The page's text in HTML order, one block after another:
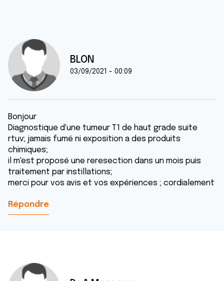
BLON
03/09/2021 - 00:09
Bonjour
Diagnostique d'une tumeur T1 de haut grade suite
rtuv; jamais fumé ni exposition a des produits
chimiques;
il m'est proposé une reresection dans un mois puis
traitement par instillations;
merci pour vos avis et vos expériences ; cordialement
Répondre